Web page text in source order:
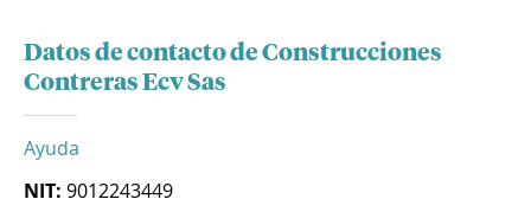
Datos de contacto de Construcciones
Contreras Ecv Sas
Ayuda
NIT: 9012243449